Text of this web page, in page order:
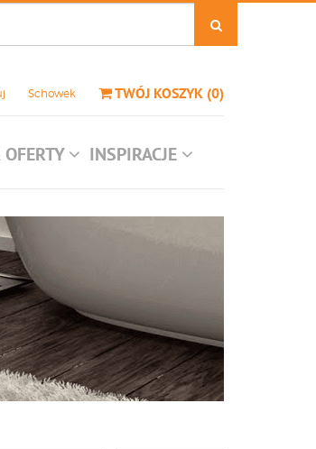
Schowek TWÓJ KOSZYK (0)
OFERTY INSPIRACJE